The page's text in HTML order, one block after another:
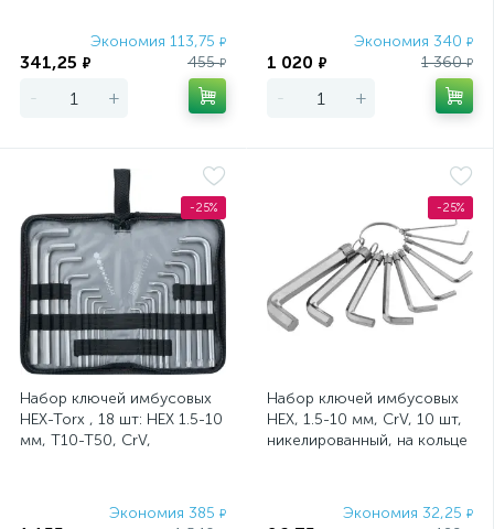
Экономия 113,75 ₽
341,25 ₽ 455₽
- +
Экономия 340 ₽
1 020 ₽ 1 360₽
- +
-25%
Набор ключей имбусовых
HEX-Torx , 18 шт: HEX 1.5-10
мм, T10-T50, CrV,
Экономия 385 ₽
-25%
Набор ключей имбусовых
HEX, 1.5-10 мм, CrV, 10 шт,
никелированный, на кольце
Экономия 32,25 ₽